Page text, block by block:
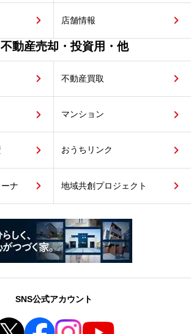
店舗情報
動産売却・投資用・他
不動産買取
マンション
おうちリンク
ナ 地域共創プロジェクト
SNS公式アカウント